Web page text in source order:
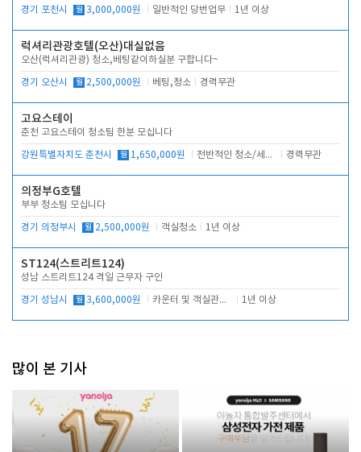
경기 포천시 월 3,000,000원 일반적인 당번업무 1년 이상
럭셔리관광호텔(오산)대실없음
오산(럭셔리관광) 청소,베팅같이하실분 구합니다~
경기 오산시 월 2,500,000원 베팅,청소 경력무관
고요스테이
춘천 고요스테이 청소팀 한분 모십니다
강원특별자치도 춘천시 월 1,650,000원 전반적인 청소/세탁업무 경력무관
의정부G호텔
부부 청소팀 모십니다
경기 의정부시 월 2,500,000원 객실청소 1년 이상
ST124(스트리트124)
성남 스트리트124 격일 근무자 구인
경기 성남시 월 3,600,000원 카운터 및 객실관리 전반 1년 이상
많이 본 기사